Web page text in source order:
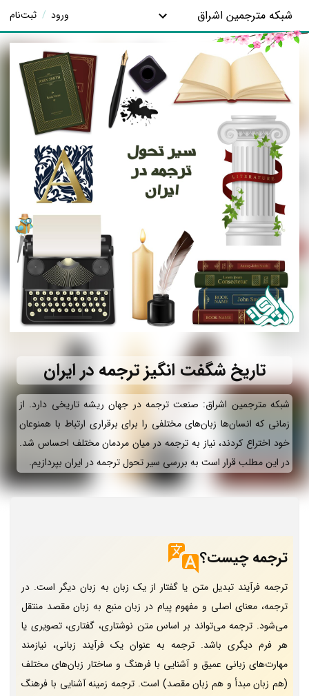
شبکه مترجمین اشراق ورود / ثبت‌نام
تاریخ شگفت انگیز ترجمه در ایران
شبکه مترجمین اشراق: صنعت ترجمه در جهان ریشه تاریخی دارد. از
زمانی که انسان‌ها زبان‌های مختلفی را برای برقراری ارتباط با همنوعان
خود اختراع کردند، نیاز به ترجمه در میان مردمان مختلف احساس شد.
در این مطلب قرار است به بررسی سیر تحول ترجمه در ایران بپردازیم.
ترجمه چیست؟
ترجمه فرآیند تبدیل متن یا گفتار از یک زبان به زبان دیگر است. در
ترجمه، معنای اصلی و مفهوم پیام در زبان منبع به زبان مقصد منتقل
می‌شود. ترجمه می‌تواند بر اساس متن نوشتاری، گفتاری، تصویری یا
هر فرم دیگری باشد. ترجمه به عنوان یک فرآیند زبانی، نیازمند
مهارت‌های زبانی عمیق و آشنایی با فرهنگ و ساختار زبان‌های مختلف
(هم زبان مبدأ و هم زبان مقصد) است. ترجمه زمینه آشنایی با فرهنگ‌